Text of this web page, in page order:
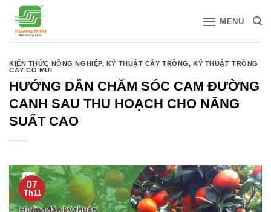
qua
MENU
KIẾN THỨC NÔNG NGHIỆP, KỸ THUẬT CÂY TRỒNG,KỸ THUẬT TRỒNG
CÂY CÓ MÚI
HƯỚNG DẪN CHĂM SÓC CAM ĐƯỜNG
CANH SAU THU HOẠCH CHO NĂNG
SUẤT CAO
07
Th11